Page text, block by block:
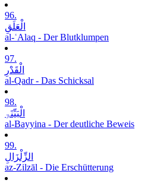
96.
الْعَلَقِ
al-ʿAlaq - Der Blutklumpen
97.
الْقَدْرِ
al-Qadr - Das Schicksal
98.
الْبَیِّنَۃِ
al-Bayyina - Der deutliche Beweis
99.
الزِّلْزَالِ
az-Zilzāl - Die Erschütterung